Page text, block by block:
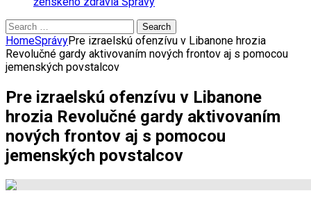
Search
for:
HomeSprávyPre izraelskú ofenzívu v Libanone hrozia
Revolučné gardy aktivovaním nových frontov aj s pomocou
jemenských povstalcov
Pre izraelskú ofenzívu v Libanone
hrozia Revolučné gardy aktivovaním
nových frontov aj s pomocou
jemenských povstalcov